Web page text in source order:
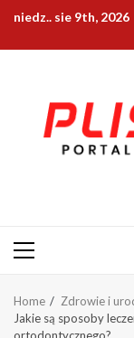
Skip
content
niedz.. sie 9th, 2026
Primary
Home
Zdrowie i
Jakie są sposoby